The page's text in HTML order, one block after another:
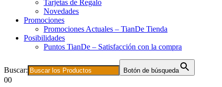
Tarjetas de Regalo
Novedades
Promociones
Promociones Actuales – TianDe Tienda
Posibilidades
Puntos TianDe – Satisfacción con la compra
Buscar: Botón de búsqueda
00